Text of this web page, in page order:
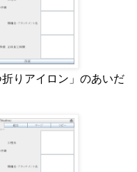
りアイロン」のあいだ